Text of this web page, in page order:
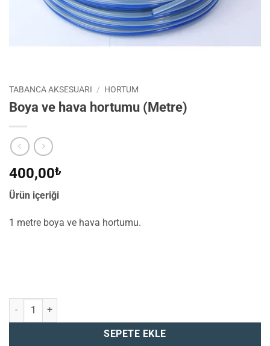
TABANCA AKSESUARI / HORTUM
Boya ve hava hortumu (Metre)
400,00₺
Ürün içeriği
1 metre boya ve hava hortumu.
Boya ve hava hortumu (Metre) adet
SEPETE EKLE